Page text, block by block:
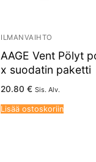
ILMANVAIHTO
AAGE Vent Pölyt
x suodatin paketti
20.80 € Sis. Alv.
Lisää ostoskoriin